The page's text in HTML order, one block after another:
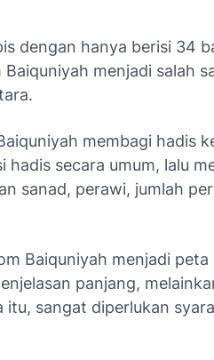
dengan hanya berisi 34
menjadi salah
membagi hadis
secara umum, lalu
sanad, perawi, jumlah
Baiquniyah menjadi
panjang,
itu, sangat diperlukan